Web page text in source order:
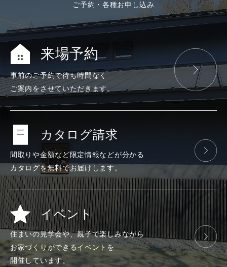
ご予約・各種お申し込み
来場予約
事前のご予約で待ち時間なく
ご案内をさせていただきます。
カタログ請求
間取りや金額など限定情報などが分かる
カタログを無料でお届けします。
イベント
住まいの見学会や、親子で楽しみながら
お家づくりができるイベントを
開催しています。